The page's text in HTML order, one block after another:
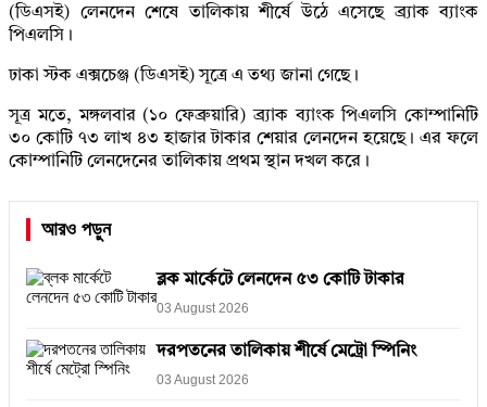
(ডিএসই) লেনদেন শেষে তালিকায় শীর্ষে উঠে এসেছে ব্র্যাক ব্যাংক
পিএলসি।
ঢাকা স্টক এক্সচেঞ্জ (ডিএসই) সূত্রে এ তথ্য জানা গেছে।
সূত্র মতে, মঙ্গলবার (১০ ফেব্রুয়ারি) ব্র্যাক ব্যাংক পিএলসি কোম্পানিটি
৩০ কোটি ৭৩ লাখ ৪৩ হাজার টাকার শেয়ার লেনদেন হয়েছে। এর ফলে
কোম্পানিটি লেনদেনের তালিকায় প্রথম স্থান দখল করে।
আরও পড়ুন
ব্লক মার্কেটে লেনদেন ৫৩ কোটি টাকার
03 August 2026
দরপতনের তালিকায় শীর্ষে মেট্রো স্পিনিং
03 August 2026